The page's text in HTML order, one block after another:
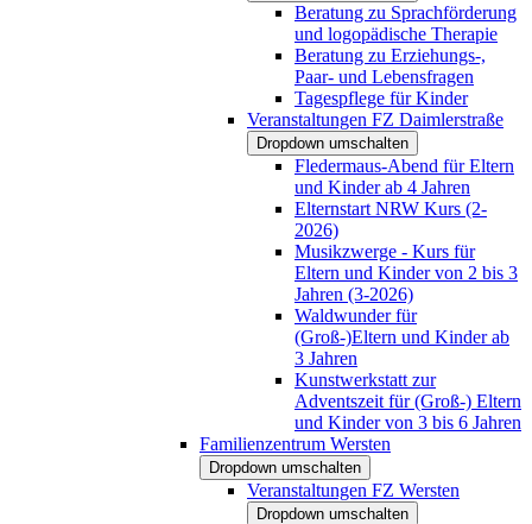
Beratung zu Sprachförderung
und logopädische Therapie
Beratung zu Erziehungs-,
Paar- und Lebensfragen
Tagespflege für Kinder
Veranstaltungen FZ Daimlerstraße
Dropdown umschalten
Fledermaus-Abend für Eltern
und Kinder ab 4 Jahren
Elternstart NRW Kurs (2-
2026)
Musikzwerge - Kurs für
Eltern und Kinder von 2 bis 3
Jahren (3-2026)
Waldwunder für
(Groß-)Eltern und Kinder ab
3 Jahren
Kunstwerkstatt zur
Adventszeit für (Groß-) Eltern
und Kinder von 3 bis 6 Jahren
Familienzentrum Wersten
Dropdown umschalten
Veranstaltungen FZ Wersten
Dropdown umschalten